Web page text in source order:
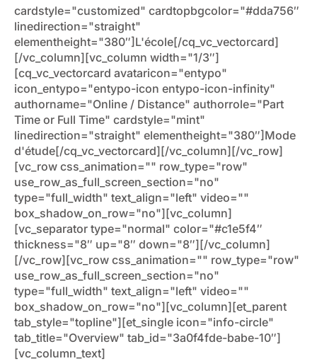
cardstyle="customized" cardtopbgcolor="#dda756″
linedirection="straight"
elementheight="380″]L'école[/cq_vc_vectorcard]
[/vc_column][vc_column width="1/3″]
[cq_vc_vectorcard avataricon="entypo"
icon_entypo="entypo-icon entypo-icon-infinity"
authorname="Online / Distance" authorrole="Part
Time or Full Time" cardstyle="mint"
linedirection="straight" elementheight="380″]Mode
d'étude[/cq_vc_vectorcard][/vc_column][/vc_row]
[vc_row css_animation="" row_type="row"
use_row_as_full_screen_section="no"
type="full_width" text_align="left" video=""
box_shadow_on_row="no"][vc_column]
[vc_separator type="normal" color="#c1e5f4″
thickness="8″ up="8″ down="8″][/vc_column]
[/vc_row][vc_row css_animation="" row_type="row"
use_row_as_full_screen_section="no"
type="full_width" text_align="left" video=""
box_shadow_on_row="no"][vc_column][et_parent
tab_style="topline"][et_single icon="info-circle"
tab_title="Overview" tab_id="3a0f4fde-babe-10″]
[vc_column_text]